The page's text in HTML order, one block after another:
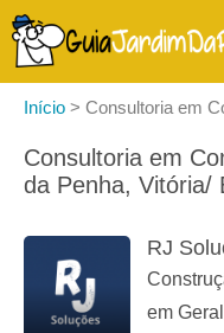
Início > Consultoria em
Consultoria em
da Penha, Vitória/
RJ
em Geral